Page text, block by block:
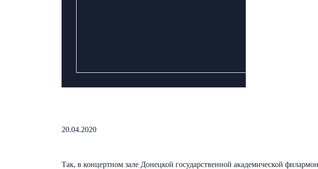
20.04.2020
Так, в концертном зале Донецкой государственной академической